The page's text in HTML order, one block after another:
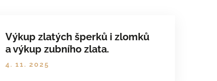
Výkup zlatých šperků i zlomků
a výkup zubního zlata.
4. 11. 2025